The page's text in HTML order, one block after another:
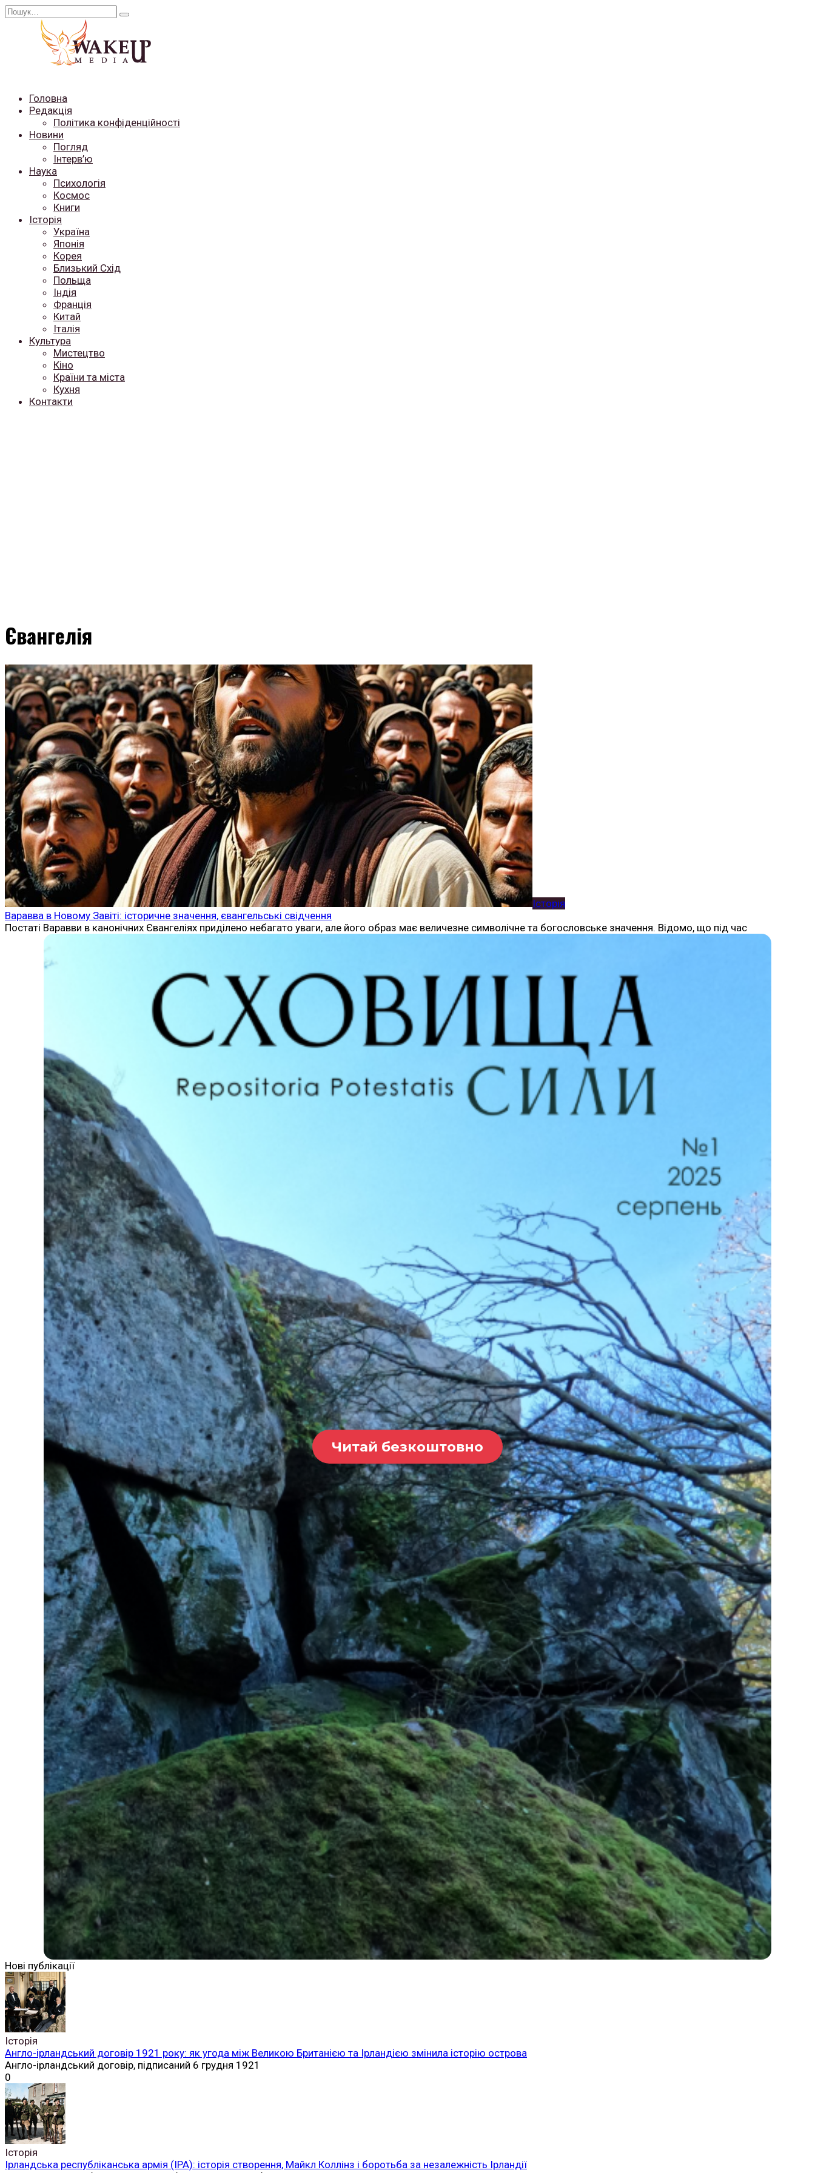
Перейти
Search
Головна
Редакція
Політика конфіденційності
Новини
Погляд
Інтерв’ю
Наука
Психологія
Космос
Книги
Історія
Україна
Японія
Корея
Близький Схід
Польща
Індія
Франція
Китай
Італія
Культура
Мистецтво
Кіно
Країни та міста
Кухня
Контакти
Євангелія
Історія
Варавва в Новому Завіті: історичне значення, євангельські свідчення
Постаті Варавви в канонічних Євангеліях приділено небагато уваги, але його образ має величезне символічне та богословське значення. Відомо, що під час
Читай безкоштовно
Нові публікації
Історія
Англо-ірландський договір 1921 року: як угода між Великою Британією та Ірландією змінила історію острова
Англо-ірландський договір, підписаний 6 грудня 1921
0
Історія
Ірландська республіканська армія (ІРА): історія створення, Майкл Коллінз і боротьба за незалежність Ірландії